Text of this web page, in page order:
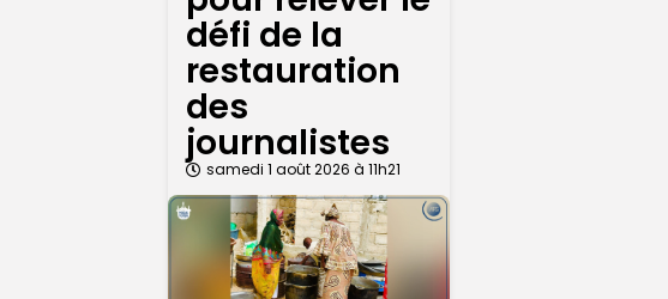
défi de la
restauration
des
journalistes
samedi 1 août 2026 à 11h21